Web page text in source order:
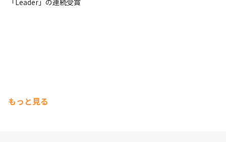
「Leader」の連続受賞
もっと見る